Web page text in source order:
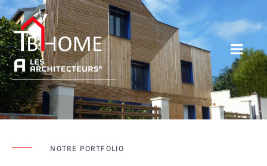
NOTRE PORTFOLIO